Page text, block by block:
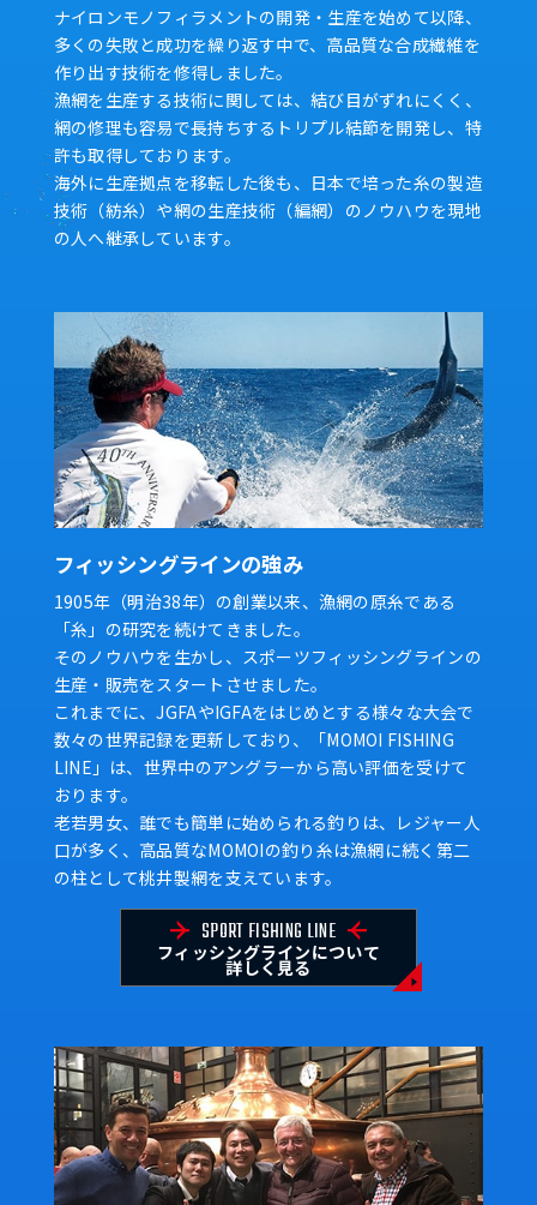
ナイロンモノフィラメントの開発・生産を始めて以降、
多くの失敗と成功を繰り返す中で、高品質な合成繊維を
作り出す技術を修得しました。
漁網を生産する技術に関しては、結び目がずれにくく、
網の修理も容易で長持ちするトリプル結節を開発し、特
許も取得しております。
海外に生産拠点を移転した後も、日本で培った糸の製造
技術（紡糸）や網の生産技術（編網）のノウハウを現地
の人へ継承しています。
フィッシングラインの強み
1905年（明治38年）の創業以来、漁網の原糸である
「糸」の研究を続けてきました。
そのノウハウを生かし、スポーツフィッシングラインの
生産・販売をスタートさせました。
これまでに、JGFAやIGFAをはじめとする様々な大会で
数々の世界記録を更新しており、「MOMOI FISHING
LINE」は、世界中のアングラーから高い評価を受けて
おります。
老若男女、誰でも簡単に始められる釣りは、レジャー人
口が多く、高品質なMOMOIの釣り糸は漁網に続く第二
の柱として桃井製網を支えています。
SPORT FISHING LINE
フィッシングラインについて
詳しく見る